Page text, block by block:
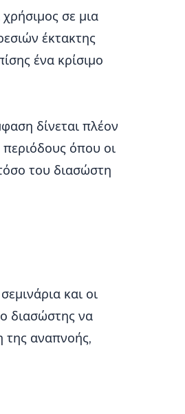
σε μια
έκτακτης
ένα κρίσιμο
δίνεται πλέον
όπου οι
του διασώστη
και οι
διασώστης να
της αναπνοής,